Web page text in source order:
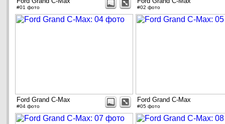
#01 фото #02 фото
Ford Grand C-Max
#04 фото
Ford Grand C-Max
#05 фото